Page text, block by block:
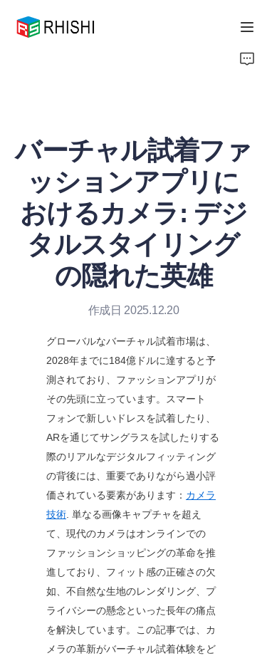
バーチャル試着ファ
ッションアプリに
おけるカメラ: デジ
タルスタイリング
の隠れた英雄
作成日 2025.12.20
グローバルなバーチャル試着市場は、
2028年までに184億ドルに達すると予
測されており、ファッションアプリが
その先頭に立っています。スマート
フォンで新しいドレスを試着したり、
ARを通じてサングラスを試したりする
際のリアルなデジタルフィッティング
の背後には、重要でありながら過小評
価されている要素があります： カメラ
技術. 単なる画像キャプチャを超え
て、現代のカメラはオンラインでの
ファッションショッピングの革命を推
進しており、フィット感の正確さの欠
如、不自然な生地のレンダリング、プ
ライバシーの懸念といった長年の痛点
を解決しています。この記事では、カ
メラの革新がバーチャル試着体験をど
About Us
News
Support